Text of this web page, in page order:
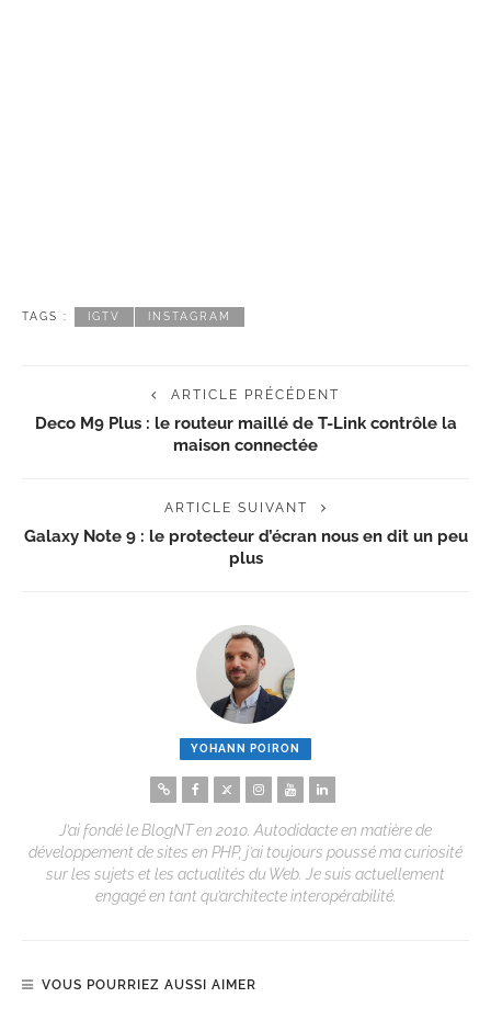
TAGS : IGTV INSTAGRAM
ARTICLE PRÉCÉDENT
Deco M9 Plus : le routeur maillé de T-Link contrôle la
maison connectée
ARTICLE SUIVANT
Galaxy Note 9 : le protecteur d’écran nous en dit un peu
plus
YOHANN POIRON
J’ai fondé le BlogNT en 2010. Autodidacte en matière de
développement de sites en PHP, j’ai toujours poussé ma curiosité
sur les sujets et les actualités du Web. Je suis actuellement
engagé en tant qu’architecte interopérabilité.
VOUS POURRIEZ AUSSI AIMER